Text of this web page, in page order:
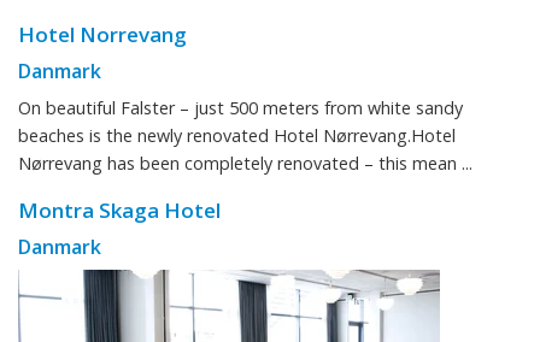
Hotel Norrevang
Danmark
On beautiful Falster – just 500 meters from white sandy
beaches is the newly renovated Hotel Nørrevang.Hotel
Nørrevang has been completely renovated – this mean ...
Montra Skaga Hotel
Danmark